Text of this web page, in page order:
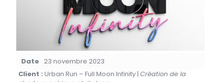
Date 23 novembre 2023
Client : Urban Run – Full Moon Infinity | Création de la